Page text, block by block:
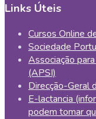
Links Úteis
Cursos Online
Sociedade
Associação
(APSI)
Direcção-Geral
E-lactancia
podem tomar